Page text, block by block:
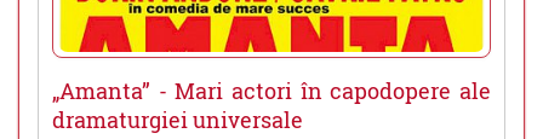
„Amanta” - Mari actori în capodopere ale
dramaturgiei universale